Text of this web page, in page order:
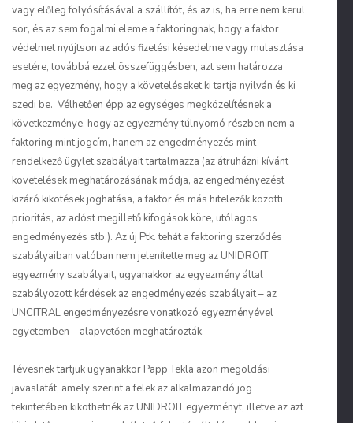
vagy előleg folyósításával a szállítót, és az is, ha erre nem kerül
sor, és az sem fogalmi eleme a faktoringnak, hogy a faktor
védelmet nyújtson az adós fizetési késedelme vagy mulasztása
esetére, továbbá ezzel összefüggésben, azt sem határozza
meg az egyezmény, hogy a követeléseket ki tartja nyilván és ki
szedi be. Vélhetően épp az egységes megközelítésnek a
következménye, hogy az egyezmény túlnyomó részben nem a
faktoring mint jogcím, hanem az engedményezés mint
rendelkező ügylet szabályait tartalmazza (az átruházni kívánt
követelések meghatározásának módja, az engedményezést
kizáró kikötések joghatása, a faktor és más hitelezők közötti
prioritás, az adóst megillető kifogások köre, utólagos
engedményezés stb.). Az új Ptk. tehát a faktoring szerződés
szabályaiban valóban nem jelenítette meg az UNIDROIT
egyezmény szabályait, ugyanakkor az egyezmény által
szabályozott kérdések az engedményezés szabályait – az
UNCITRAL engedményezésre vonatkozó egyezményével
egyetemben – alapvetően meghatározták.
Tévesnek tartjuk ugyanakkor PappTekla azon megoldási
javaslatát, amely szerint a felek az alkalmazandó jog
tekintetében kiköthetnék az UNIDROIT egyezményt, illetve az azt